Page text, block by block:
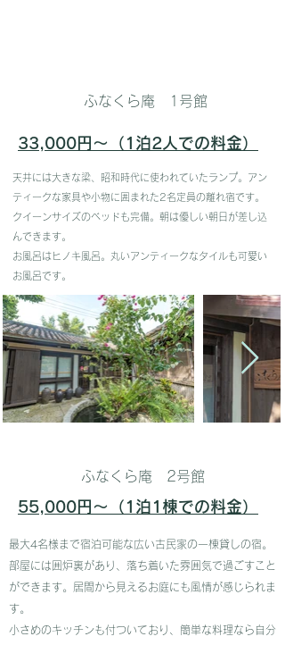
ふなくら庵 1号館
33,000円〜（1泊2人での料金）
天井には大きな梁、昭和時代に使われていたランプ。アン
ティークな家具や小物に囲まれた2名定員の離れ宿です。
クイーンサイズのベッドも完備。朝は優しい朝日が差し込
んできます。
お風呂はヒノキ風呂。丸いアンティークなタイルも可愛い
お風呂です。
ふなくら庵 2号館
55,000円〜（1泊1棟での料金）
​最大4名様まで宿泊可能な広い古民家の一棟貸しの宿。
部屋には囲炉裏があり、落ち着いた雰囲気で過ごすこと
ができます。居間から見えるお庭にも風情が感じられま
す。
​小さめのキッチンも付ついており、簡単な料理なら自分